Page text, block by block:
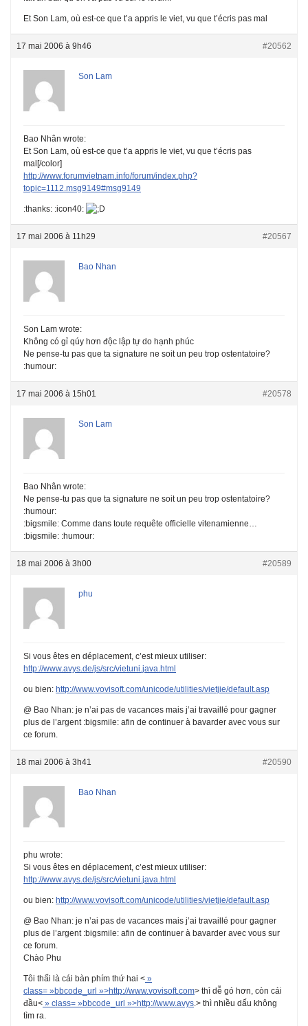
Et Son Lam, où est-ce que t’a appris le viet, vu que t’écris pas mal
17 mai 2006 à 9h46 #20562
Son Lam
Bao Nhân wrote:
Et Son Lam, où est-ce que t’a appris le viet, vu que t’écris pas
mal[/color]
http://www.forumvietnam.info/forum/index.php?
topic=1112.msg9149#msg9149
:thanks: :icon40:
17 mai 2006 à 11h29 #20567
Bao Nhan
Son Lam wrote:
Không có gỉ qúy hơn độc lập tự do hạnh phúc
Ne pense-tu pas que ta signature ne soit un peu trop ostentatoire?
:humour:
17 mai 2006 à 15h01 #20578
Son Lam
Bao Nhân wrote:
Ne pense-tu pas que ta signature ne soit un peu trop ostentatoire?
:humour:
:bigsmile: Comme dans toute requête officielle vitenamienne…
:bigsmile: :humour:
18 mai 2006 à 3h00 #20589
phu
Si vous êtes en déplacement, c’est mieux utiliser:
http://www.avys.de/js/src/vietuni.java.html
ou bien: http://www.vovisoft.com/unicode/utilities/vietjie/default.asp
@ Bao Nhan: je n’ai pas de vacances mais j’ai travaillé pour gagner
plus de l’argent :bigsmile: afin de continuer à bavarder avec vous sur
ce forum.
18 mai 2006 à 3h41 #20590
Bao Nhan
phu wrote:
Si vous êtes en déplacement, c’est mieux utiliser:
http://www.avys.de/js/src/vietuni.java.html
ou bien: http://www.vovisoft.com/unicode/utilities/vietjie/default.asp
@ Bao Nhan: je n’ai pas de vacances mais j’ai travaillé pour gagner
plus de l’argent :bigsmile: afin de continuer à bavarder avec vous sur
ce forum.
Chào Phu
Tôi thấi là cái bàn phím thứ hai < »
class= »bbcode_url »>http://www.vovisoft.com> thì dễ gó hơn, còn cái
đầu< » class= »bbcode_url »>http://www.avys .> thì nhiều dấu không
tìm ra.